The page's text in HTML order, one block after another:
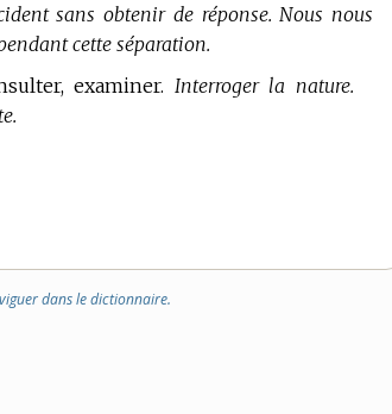
sans obtenir de réponse. Nous nous
cette séparation.
examiner. Interroger la nature.
dans le dictionnaire.